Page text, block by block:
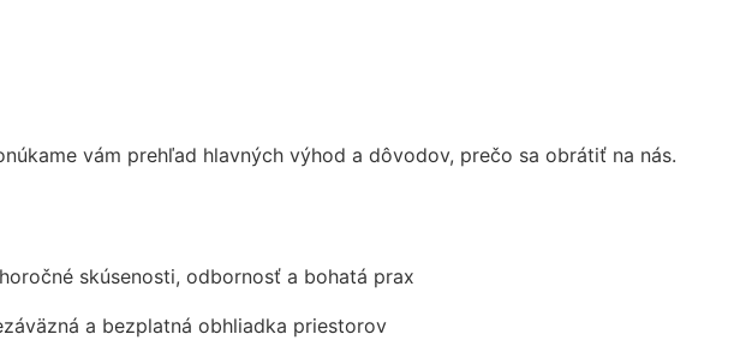
vám prehľad hlavných výhod a dôvodov, prečo sa obrátiť na nás.
skúsenosti, odbornosť a bohatá prax
a bezplatná obhliadka priestorov